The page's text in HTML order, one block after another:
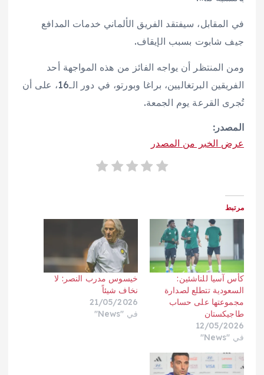
في المقابل، سيفتقد الفريق الألماني خدمات المدافع
جيف شابوت بسبب الإيقاف.
ومن المنتظر أن يواجه الفائز من هذه المواجهة أحد
الفريقين البرتغاليين، براغا وبورتو، في دور الـ16، على أن
تُجرى القرعة يوم الجمعة.
المصدر:
عرض الخبر من المصدر
مرتبط
كأس آسيا للناشئين:
السعودية تتطلع لصدارة
مجموعتها على حساب
طاجيكستان
12/05/2026
في "News"
خيسوس مدرب النصر: لا
نخاف شيئاً
21/05/2026
في "News"